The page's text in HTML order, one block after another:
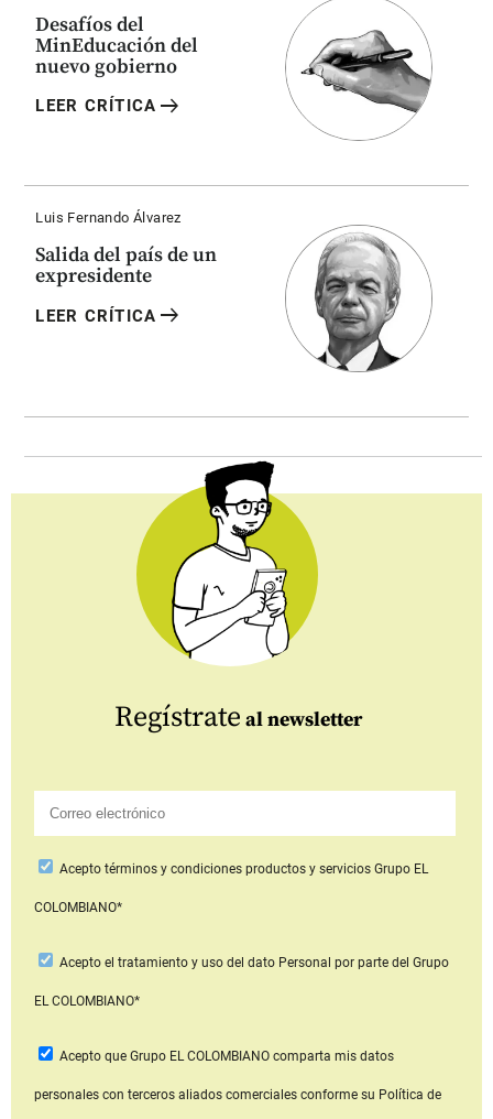
Desafíos del
MinEducación del
nuevo gobierno
LEER CRÍTICA arrow_right_alt
Luis Fernando Álvarez
Salida del país de un
expresidente
LEER CRÍTICA arrow_right_alt
Regístrate al newsletter
Aceptotérminos y condiciones productos y serviciosGrupo EL
COLOMBIANO*
Acepto el tratamiento y uso del dato Personal por parte del Grupo
EL COLOMBIANO*
Acepto que Grupo EL COLOMBIANOcomparta mis datos
personales con terceros aliados comerciales conforme su Política de